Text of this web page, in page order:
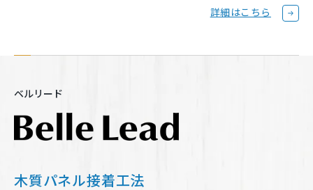
住まいづくりガイド
買う
土地活用モデルルーム見学
土地活用実例
法人のお客さま
企業不動産活用（CRE）戦略
リフォーム事例
事業用
複合開発事業（ASMACI-アスマチ-）
分譲マンション開発事業
建築再生事業
サポートメニュー
住まいるりんぐ（ロングサポート）
保証制度
企業・IR情報
企業・IR
MISAWAについて
展示
カタログ請求
詳細はこちら
ベルリード
木質パネル接着工法